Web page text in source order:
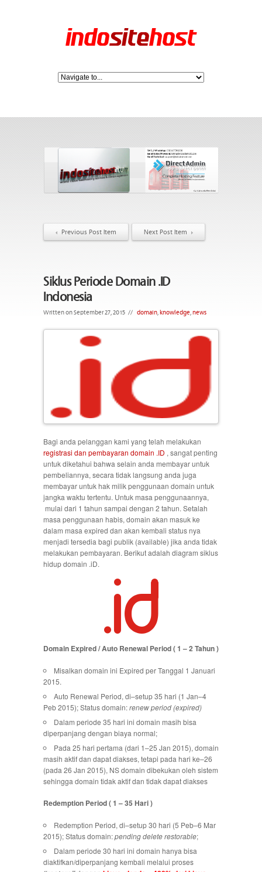
Previous Post Item Next Post Item
Siklus Periode Domain .ID
Indonesia
Written on September 27, 2015 // domain,knowledge,news
Bagi anda pelanggan kami yang telah melakukan
registrasi dan pembayaran domain .ID , sangat penting
untuk diketahui bahwa selain anda membayar untuk
pembeliannya, secara tidak langsung anda juga
membayar untuk hak milik penggunaan domain untuk
jangka waktu tertentu. Untuk masa penggunaannya,
mulai dari 1 tahun sampai dengan 2 tahun. Setalah
masa penggunaan habis, domain akan masuk ke
dalam masa expired dan akan kembali status nya
menjadi tersedia bagi publik (available) jika anda tidak
melakukan pembayaran. Berikut adalah diagram siklus
hidup domain .iD.
Domain Expired / Auto Renewal Period ( 1 – 2 Tahun )
Misalkan domain ini Expired per Tanggal 1 Januari
2015.
Auto Renewal Period, di–setup 35 hari (1 Jan–4
Peb 2015); Status domain:renew period (expired)
Dalam periode 35 hari ini domain masih bisa
diperpanjang dengan biaya normal;
Pada 25 hari pertama (dari 1–25 Jan 2015), domain
masih aktif dan dapat diakses, tetapi pada hari ke–26
(pada 26 Jan 2015), NS domain dibekukan oleh sistem
sehingga domain tidak aktif dan tidak dapat diakses
Redemption Period ( 1 – 35 Hari )
Redemption Period, di–setup 30 hari (5 Peb–6 Mar
2015); Status domain:pending delete restorable;
Dalam periode 30 hari ini domain hanya bisa
diaktifkan/diperpanjang kembali melalui proses